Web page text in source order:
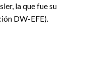
la que fue su
DW-EFE).